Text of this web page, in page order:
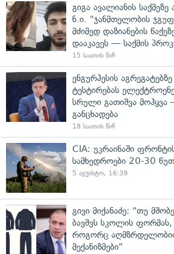
გიგა ავალიანის
ნ.ი. "ჯანმთელობის
მძიმედ დაზიანების
დააკავეს — საქმის
15 საათის წინ
ენგურჰესის
ტესტირებას
სრული გათიშვა მოჰყვა
განცხადება
18 საათის წინ
CIA: უკრაინაში
სამხედროები 20-30
5 აგვისტო, 16:39
გივი მიქანაძე: "თუ
ბავშვს სკოლის ფორმას,
როგორც
მექანიზმები"